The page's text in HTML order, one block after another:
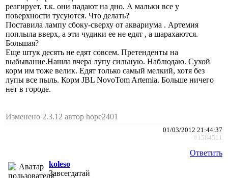
реагирует, т.к. они падают на дно. А мальки все у
поверхности тусуются. Что делать?
Поставила лампу сбоку-сверху от аквариума . Артемия
поплыла вверх, а эти чудики ее не едят , а шарахаются.
Большая?
Еще штук десять не едят совсем. Претенденты на
выбывание.Нашла вчера лупу сильную. Наблюдаю. Сухой
корм им тоже велик. Едят только самый мелкий, хотя без
лупы все пыль. Корм JBL NovoTom Artemia. Больше ничего
нет в городе.
Изменено 2.3.12 автор hope2401
01/03/2012 21:44:37
#1584511
Ответить
koleso
Завсегдатай